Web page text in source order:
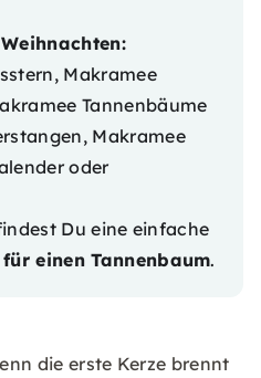
Makramee
Tannenbäume
Makramee
oder
Du eine einfache
einen Tannenbaum.
die erste Kerze brennt